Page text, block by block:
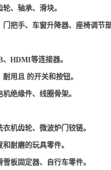
轮、轴承、滑块。
门把手、车窗升降器、座椅调节部
、HDMI等连接器。
耐用且 的开关和按钮。
机绝缘件、线圈骨架。
衣机齿轮、微波炉门铰链。
和耐磨的玩具零件。
雪板固定器、自行车零件。